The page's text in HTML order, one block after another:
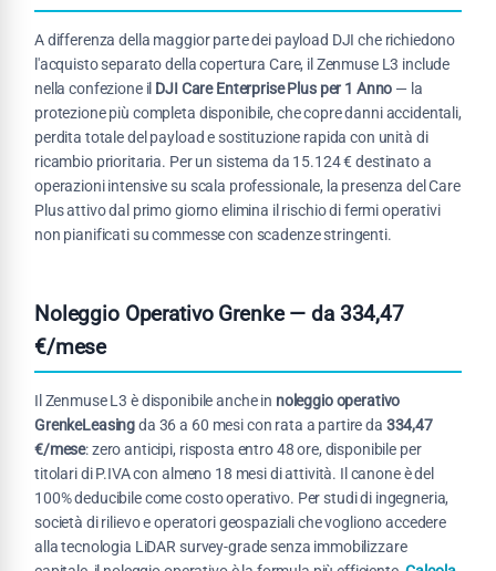
A differenza della maggior parte dei payload DJI che richiedono
l'acquisto separato della copertura Care, il Zenmuse L3 include
nella confezione il DJI Care Enterprise Plus per 1 Anno — la
protezione più completa disponibile, che copre danni accidentali,
perdita totale del payload e sostituzione rapida con unità di
ricambio prioritaria. Per un sistema da 15.124 € destinato a
operazioni intensive su scala professionale, la presenza del Care
Plus attivo dal primo giorno elimina il rischio di fermi operativi
non pianificati su commesse con scadenze stringenti.
Noleggio Operativo Grenke — da 334,47
€/mese
Il Zenmuse L3 è disponibile anche in noleggio operativo
GrenkeLeasingda 36 a 60 mesi con rata a partire da 334,47
€/mese: zero anticipi, risposta entro 48 ore, disponibile per
titolari di P.IVA con almeno 18 mesi di attività. Il canone è del
100% deducibile come costo operativo. Per studi di ingegneria,
società di rilievo e operatori geospaziali che vogliono accedere
alla tecnologia LiDAR survey-grade senza immobilizzare